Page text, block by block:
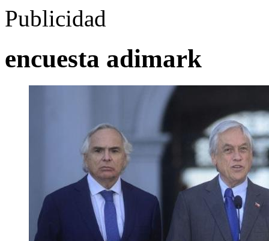
Publicidad
encuesta adimark